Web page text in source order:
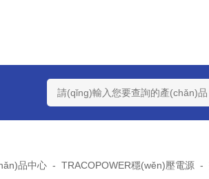
36U130W系列-U通道電源換
品中心 -TRACOPOWER穩(wěn)壓電源 -